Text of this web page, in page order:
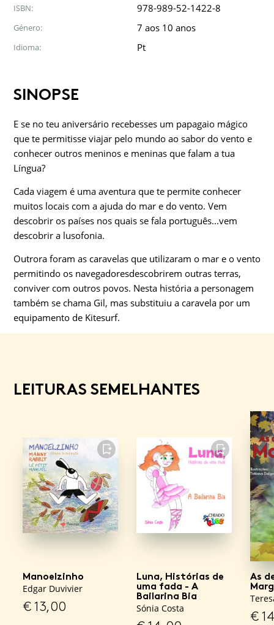
ISBN: 978-989-52-1422-8
Género: 7 aos 10 anos
Idioma: Pt
SINOPSE
E se no teu aniversário recebesses um papagaio mágico
que te permitisse viajar pelo mundo ao sabor do vento e
conhecer outros meninos e meninas que falam a tua
Língua?
Cada viagem é uma aventura que te permite conhecer
muitos locais com a ajuda do mar e do vento. Vem
descobrir os países nos quais se fala português...vem
descobrir a lusofonia.
Outrora foram as caravelas que utilizaram o mar e o vento
permitindo os navegadoresdescobrirem outras terras,
conviver com outros povos. Nesta história a personagem
também se chama Gil, mas substituiu a caravela por um
equipamento de Kitesurf.
LEITURAS SEMELHANTES
FAVORITO
Manoelzinho
Edgar Duvivier
€13,00
FAVORITO
Luna, Histórias de
uma fada - A
Bailarina Bia
Sónia Costa
As
€